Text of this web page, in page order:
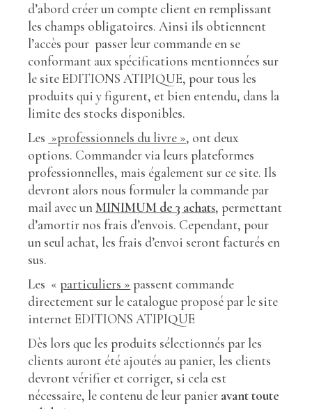
d’abord créer un compte client en remplissant
les champs obligatoires. Ainsi ils obtiennent
l’accès pour passer leur commande en se
conformant aux spécifications mentionnées sur
le site EDITIONS ATIPIQUE, pour tous les
produits qui y figurent, et bien entendu, dans la
limite des stocks disponibles.
Les »professionnels du livre », ont deux
options. Commander via leurs plateformes
professionnelles, mais également sur ce site. Ils
devront alors nous formuler la commande par
mail avec unMINIMUM de 3 achats, permettant
d’amortir nos frais d’envois. Cependant, pour
un seul achat, les frais d’envoi seront facturés en
sus.
Les «particuliers » passent commande
directement sur le catalogue proposé par le site
internet EDITIONS ATIPIQUE
Dès lors que les produits sélectionnés par les
clients auront été ajoutés au panier, les clients
devront vérifier et corriger, si cela est
nécessaire, le contenu de leur panier avant toute